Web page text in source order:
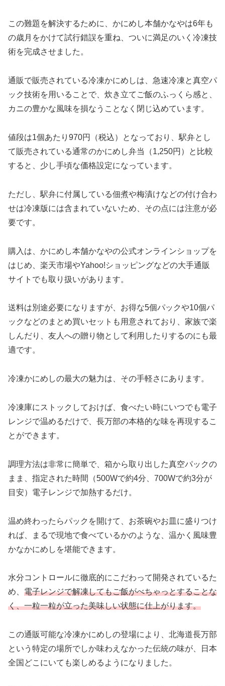
この難題を解決するために、かにめし本舗かなやは6年も
の歳月をかけて試行錯誤を重ね、ついに満足のいく冷凍技
術を完成させました。
通販で販売されている冷凍かにめしは、急速冷凍と真空パ
ック技術を用いることで、炊き立てご飯のふっくら感と、
カニの豊かな風味を損なうことなく閉じ込めています。
値段は1個あたり970円（税込）となっており、駅弁とし
て販売されている通常のかにめし弁当（1,250円）と比較
すると、少し手頃な価格設定になっています。
ただし、駅弁に付属している佃煮や梅漬けなどの付け合わ
せは冷凍版には含まれていないため、その点には注意が必
要です。
購入は、かにめし本舗かなやの公式オンラインショップを
はじめ、楽天市場やYahoo!ショッピングなどの大手通販
サイトでも取り扱いがあります。
送料は別途必要になりますが、お得な5個パックや10個パ
ックなどのまとめ買いセットも用意されており、家族で楽
しんだり、友人への贈り物として利用したりするのにも最
適です。
冷凍かにめしの最大の魅力は、その手軽さにあります。
冷凍庫にストックしておけば、食べたい時にいつでも電子
レンジで温めるだけで、長万部の本格的な味を再現するこ
とができます。
調理方法は非常に簡単で、箱から取り出した真空パックの
まま、指定された時間（500Wで約4分、700Wで約3分が
目安）電子レンジで加熱するだけ。
温め終わったらパックを開けて、お茶碗やお皿に盛りつけ
れば、まるで現地で食べているかのような、温かく風味豊
かなかにめしを堪能できます。
水分コントロールに徹底的にこだわって開発されているた
め、 電子レンジで解凍してもご飯がべちゃっとすることな
く、一粒一粒が立った美味しい状態に仕上がります。
この通販可能な冷凍かにめしの登場により、北海道長万部
という特定の場所でしか味わえなかった伝統の味が、日本
全国どこにいても楽しめるようになりました。